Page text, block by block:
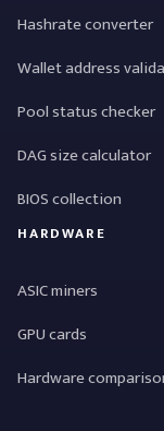
Hashrate converter
Wallet address
Pool status checker
DAG size calculator
BIOS collection
HARDWARE
ASIC miners
GPU cards
Hardware